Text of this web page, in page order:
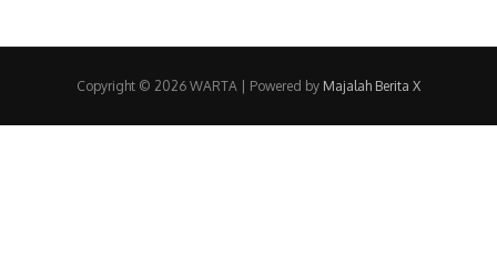
Copyright © 2026 WARTA | Powered by Majalah Berita X